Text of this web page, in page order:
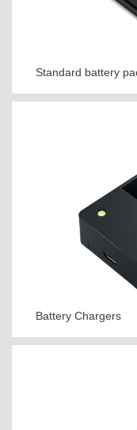
Standard battery
Battery Chargers